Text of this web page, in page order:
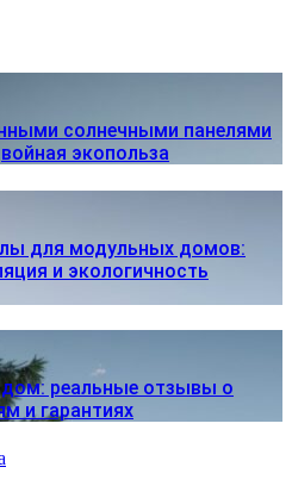
солнечными панелями
экопольза
для модульных домов:
и экологичность
реальные отзывы о
и гарантиях